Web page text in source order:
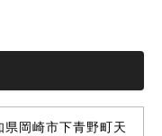
岡崎市下青野町天